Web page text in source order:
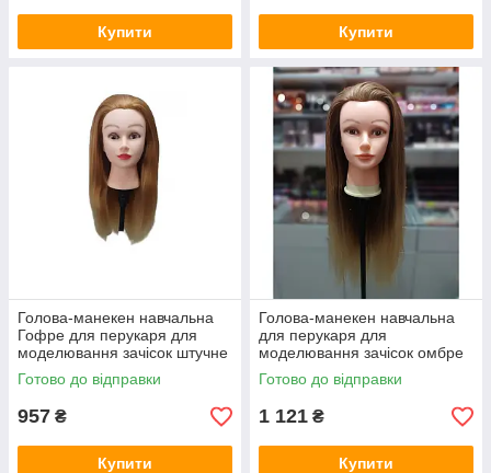
Купити Купити
Голова-манекен навчальна
Гофре для перукаря для
моделювання зачісок штучне
волосся
Готово до відправки
957 ₴
Купити
Голова-манекен навчальна
для перукаря для
моделювання зачісок омбре
гофре штучне волосся
Готово до відправки
1 121 ₴
Купити